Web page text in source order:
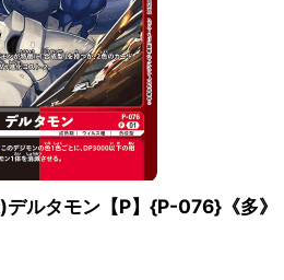
ルタモン【P】{P-076}《多》